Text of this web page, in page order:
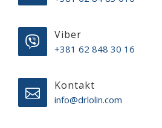
Viber
+381 62 848 30 16
Kontakt
info@drlolin.com